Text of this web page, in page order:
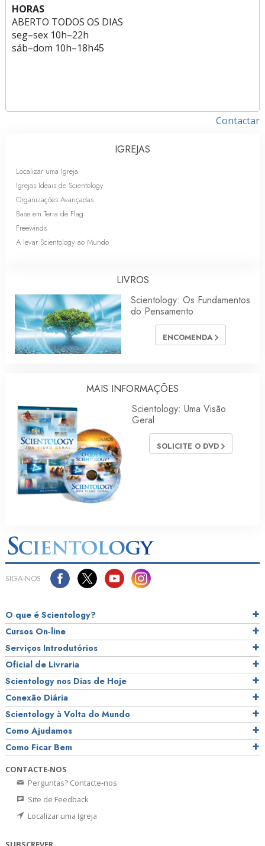
HORAS
ABERTO TODOS OS DIAS
seg–sex 10h–22h
sáb–dom 10h–18h45
Contactar
IGREJAS
Localizar uma Igreja
Igrejas Ideais de Scientology
Organizações Avançadas
Base em Terra de Flag
Freewinds
A levar Scientology ao Mundo
LIVROS
Scientology: Os Fundamentos
do Pensamento
ENCOMENDA
MAIS INFORMAÇÕES
Scientology: Uma Visão
Geral
SOLICITE O DVD
SIGA‑NOS
O que é Scientology?
Cursos On‑line
Serviços Introdutórios
Oficial de Livraria
Scientology nos Dias de Hoje
Conexão Diária
Scientology à Volta do Mundo
Como Ajudamos
Como Ficar Bem
CONTACTE‑NOS
Perguntas? Contacte‑nos
Site de Feedback
Localizar uma Igreja